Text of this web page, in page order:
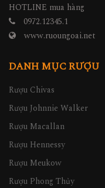
HOTLINE mua hàng
0972.12345.1
www.ruoungoai.net
DANH MỤC RƯỢU
Rượu Chivas
Rượu Johnnie Walker
Rượu Macallan
Rượu Hennessy
Rượu Meukow
Rượu Phong Thủy